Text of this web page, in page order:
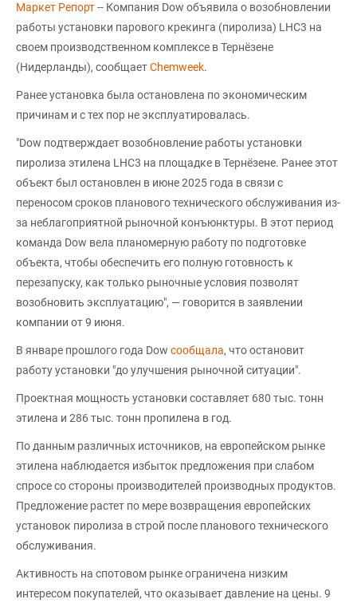
Маркет Репорт-- Компания Dow объявила о возобновлении
работы установки парового крекинга (пиролиза) LHC3 на
своем производственном комплексе в Тернёзене
(Нидерланды), сообщаетChemweek.
Ранее установка была остановлена по экономическим
причинам и с тех пор не эксплуатировалась.
"Dow подтверждает возобновление работы установки
пиролиза этилена LHC3 на площадке в Тернёзене. Ранее этот
объект был остановлен в июне 2025 года в связи с
переносом сроков планового технического обслуживания из-
за неблагоприятной рыночной конъюнктуры. В этот период
команда Dow вела планомерную работу по подготовке
объекта, чтобы обеспечить его полную готовность к
перезапуску, как только рыночные условия позволят
возобновить эксплуатацию", — говорится в заявлении
компании от 9 июня.
В январе прошлого года Dow сообщала, что остановит
работу установки "до улучшения рыночной ситуации".
Проектная мощность установки составляет 680 тыс. тонн
этилена и 286 тыс. тонн пропилена в год.
По данным различных источников, на европейском рынке
этилена наблюдается избыток предложения при слабом
спросе со стороны производителей производных продуктов.
Предложение растет по мере возвращения европейских
установок пиролиза в строй после планового технического
обслуживания.
Активность на спотовом рынке ограничена низким
интересом покупателей, что оказывает давление на цены. 9